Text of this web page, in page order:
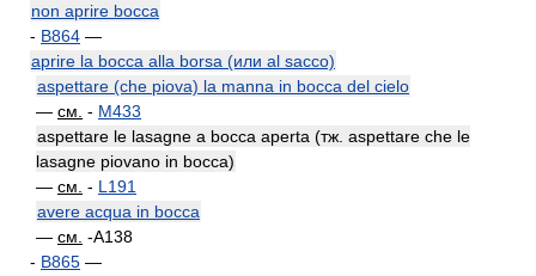
non aprire bocca
- B864 —
aprire la bocca alla borsa (или al sacco)
aspettare (che piova) la manna in bocca del cielo
— см. - M433
aspettare le lasagne a bocca aperta (тж. aspettare che le
lasagne piovano in bocca)
— см. - L191
avere acqua in bocca
— см. -A138
- B865 —